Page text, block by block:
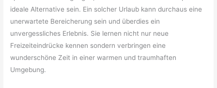
ideale Alternative sein. Ein solcher Urlaub kann durchaus eine
unerwartete Bereicherung sein und überdies ein
unvergessliches Erlebnis. Sie lernen nicht nur neue
Freizeiteindrücke kennen sondern verbringen eine
wunderschöne Zeit in einer warmen und traumhaften
Umgebung.